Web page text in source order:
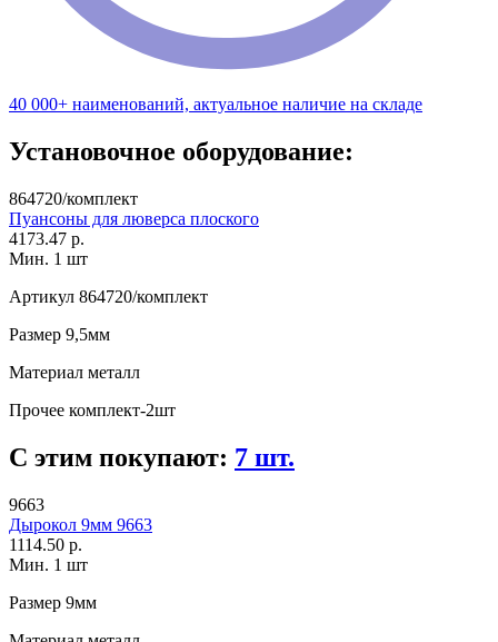
40 000+ наименований, актуальное наличие на складе
Установочное оборудование:
864720/комплект
Пуансоны для люверса плоского
4173.47 р.
Мин. 1 шт
Артикул 864720/комплект
Размер 9,5мм
Материал металл
Прочее комплект-2шт
С этим покупают: 7 шт.
9663
Дырокол 9мм 9663
1114.50 р.
Мин. 1 шт
Размер 9мм